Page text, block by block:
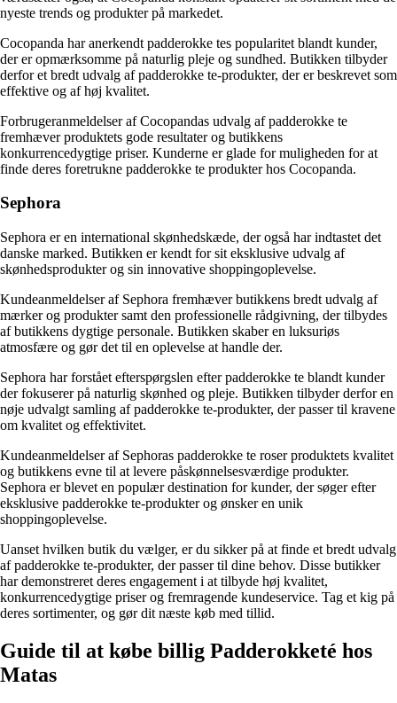
nyeste trends og produkter på markedet.
Cocopanda har anerkendt padderokke tes popularitet blandt kunder,
der er opmærksomme på naturlig pleje og sundhed. Butikken tilbyder
derfor et bredt udvalg af padderokke te-produkter, der er beskrevet som
effektive og af høj kvalitet.
Forbrugeranmeldelser af Cocopandas udvalg af padderokke te
fremhæver produktets gode resultater og butikkens
konkurrencedygtige priser. Kunderne er glade for muligheden for at
finde deres foretrukne padderokke te produkter hos Cocopanda.
Sephora
Sephora er en international skønhedskæde, der også har indtastet det
danske marked. Butikken er kendt for sit eksklusive udvalg af
skønhedsprodukter og sin innovative shoppingoplevelse.
Kundeanmeldelser af Sephora fremhæver butikkens bredt udvalg af
mærker og produkter samt den professionelle rådgivning, der tilbydes
af butikkens dygtige personale. Butikken skaber en luksuriøs
atmosfære og gør det til en oplevelse at handle der.
Sephora har forstået efterspørgslen efter padderokke te blandt kunder
der fokuserer på naturlig skønhed og pleje. Butikken tilbyder derfor en
nøje udvalgt samling af padderokke te-produkter, der passer til kravene
om kvalitet og effektivitet.
Kundeanmeldelser af Sephoras padderokke te roser produktets kvalitet
og butikkens evne til at levere påskønnelsesværdige produkter.
Sephora er blevet en populær destination for kunder, der søger efter
eksklusive padderokke te-produkter og ønsker en unik
shoppingoplevelse.
Uanset hvilken butik du vælger, er du sikker på at finde et bredt udvalg
af padderokke te-produkter, der passer til dine behov. Disse butikker
har demonstreret deres engagement i at tilbyde høj kvalitet,
konkurrencedygtige priser og fremragende kundeservice. Tag et kig på
deres sortimenter, og gør dit næste køb med tillid.
Guide til at købe billig Padderokketé hos
Matas